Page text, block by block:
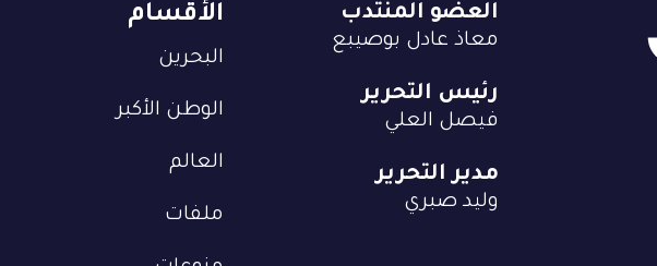
الأقسام
البحرين
الوطن الأكبر
العالم
ملفات
العضو المنتدب
معاذ عادل بوصيبع
رئيس التحرير
فيصل العلي
مدير التحرير
وليد صبري